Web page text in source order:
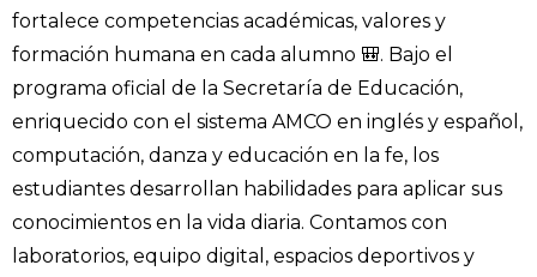
fortalece competencias académicas, valores y
formación humana en cada alumno 🎒. Bajo el
programa oficial de la Secretaría de Educación,
enriquecido con el sistema AMCO en inglés y español,
computación, danza y educación en la fe, los
estudiantes desarrollan habilidades para aplicar sus
conocimientos en la vida diaria. Contamos con
laboratorios, equipo digital, espacios deportivos y